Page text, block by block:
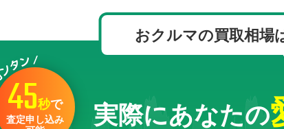
おクルマの買取相場
45秒で
査定申し込み
実際にあなたの